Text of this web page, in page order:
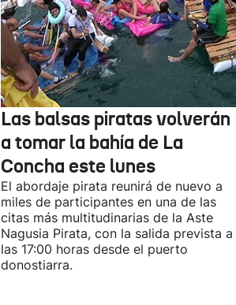
Las balsas piratas volverán
a tomar la bahía de La
Concha este lunes
El abordaje pirata reunirá de nuevo a
miles de participantes en una de las
citas más multitudinarias de la Aste
Nagusia Pirata, con la salida prevista a
las 17:00 horas desde el puerto
donostiarra.